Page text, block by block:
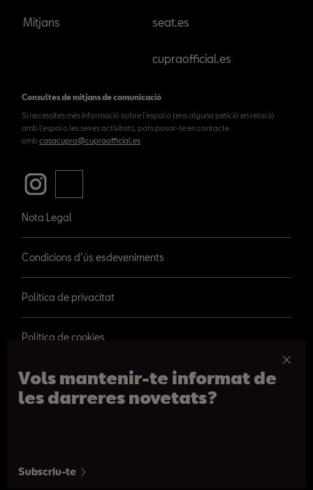
Vols mantenir-te informat de
les darreres novetats?
Subscriu-te
Mitjans seat.es
cupraofficial.es
De 09h a 20:30h. De dilluns a dissabte
Consultes de mitjans de comunicació
Si necessites més informació sobre l'espai o tens alguna petició en relació
amb l'espai o les seves activitats, pots posar-te en contacte
amb casacupra@cupraofficial.es
Nota Legal
Condicions d’ús esdeveniments
Política de privacitat
Política de cookies